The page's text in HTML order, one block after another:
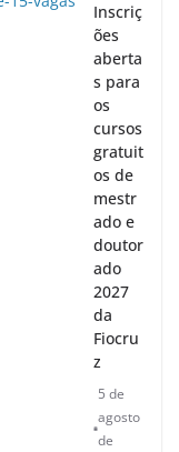
Inscriç
ões
aberta
s para
os
cursos
gratuit
os de
mestr
ado e
doutor
ado
2027
da
Fiocru
z
5 de
agosto
de